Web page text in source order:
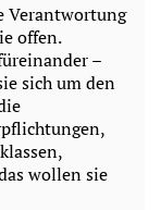
Verantwortung
offen.
–
sich um den
wollen sie